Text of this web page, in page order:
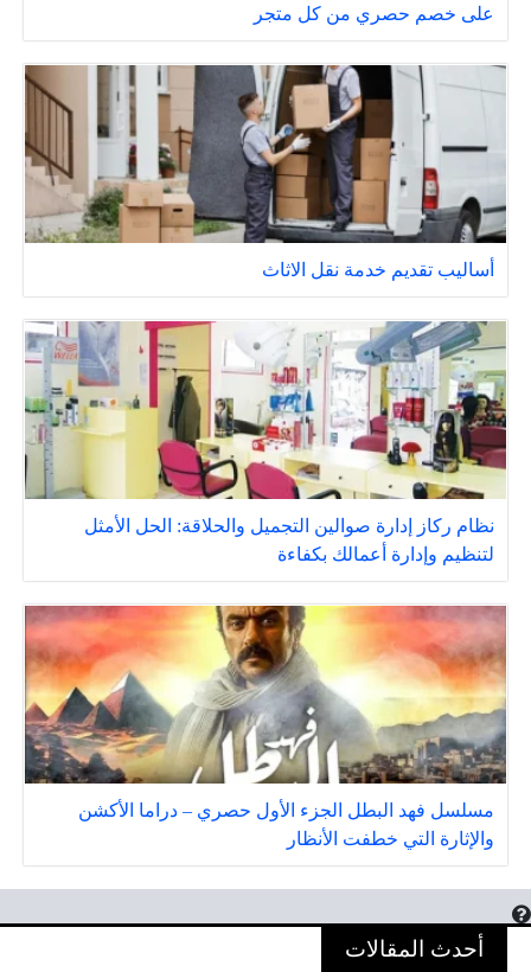
على خصم حصري من كل متجر
أساليب تقديم خدمة نقل الاثاث
نظام ركاز إدارة صوالين التجميل والحلاقة: الحل الأمثل
لتنظيم وإدارة أعمالك بكفاءة
مسلسل فهد البطل الجزء الأول حصري – دراما الأكشن
والإثارة التي خطفت الأنظار
أحدث المقالات